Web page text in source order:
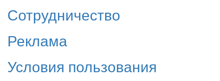
Сотрудничество
Реклама
Условия пользования